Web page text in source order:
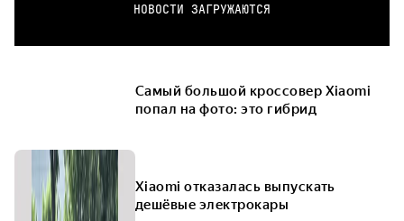
НОВОСТИ ЗАГРУЖАЮТСЯ
Самый большой кроссовер Xiaomi
попал на фото: это гибрид
Xiaomi отказалась выпускать
дешёвые электрокары